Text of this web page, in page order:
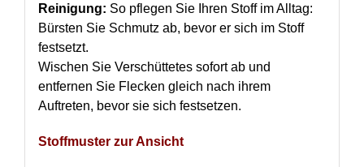
Reinigung: So pflegen Sie Ihren Stoff im Alltag:
Bürsten Sie Schmutz ab, bevor er sich im Stoff
festsetzt.
Wischen Sie Verschüttetes sofort ab und
entfernen Sie Flecken gleich nach ihrem
Auftreten, bevor sie sich festsetzen.
Stoffmuster zur Ansicht